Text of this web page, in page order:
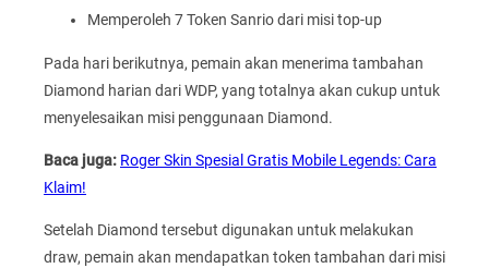
Memperoleh 7 Token Sanrio dari misi top-up
Pada hari berikutnya, pemain akan menerima tambahan
Diamond harian dari WDP, yang totalnya akan cukup untuk
menyelesaikan misi penggunaan Diamond.
Baca juga: Roger Skin Spesial Gratis Mobile Legends: Cara
Klaim!
Setelah Diamond tersebut digunakan untuk melakukan
draw, pemain akan mendapatkan token tambahan dari misi